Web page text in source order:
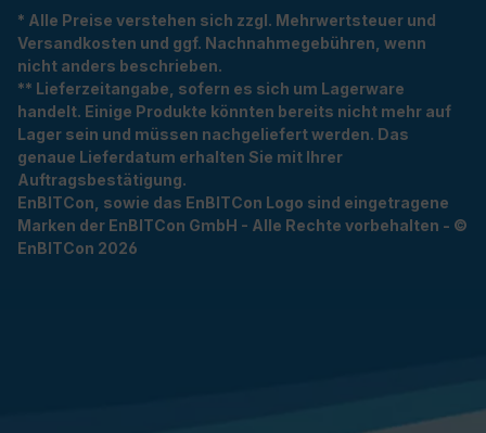
* Alle Preise verstehen sich zzgl. Mehrwertsteuer und
Versandkosten und ggf. Nachnahmegebühren, wenn
nicht anders beschrieben.
** Lieferzeitangabe, sofern es sich um Lagerware
handelt. Einige Produkte könnten bereits nicht mehr auf
Lager sein und müssen nachgeliefert werden. Das
genaue Lieferdatum erhalten Sie mit Ihrer
Auftragsbestätigung.
EnBITCon, sowie das EnBITCon Logo sind eingetragene
Marken der EnBITCon GmbH - Alle Rechte vorbehalten - ©
EnBITCon 2026